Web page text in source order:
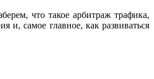
что такое арбитраж трафика,
и, самое главное, как развиваться